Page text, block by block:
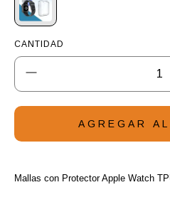
CANTIDAD
Mallas con Protector Apple Watch